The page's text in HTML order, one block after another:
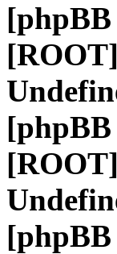
[phpBB
[phpBB
[phpBB